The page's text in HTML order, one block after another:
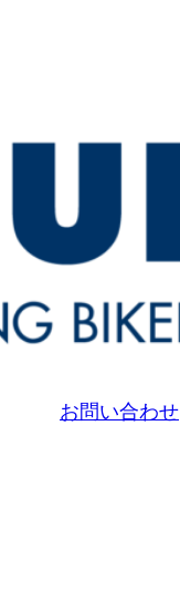
お問い合わせ